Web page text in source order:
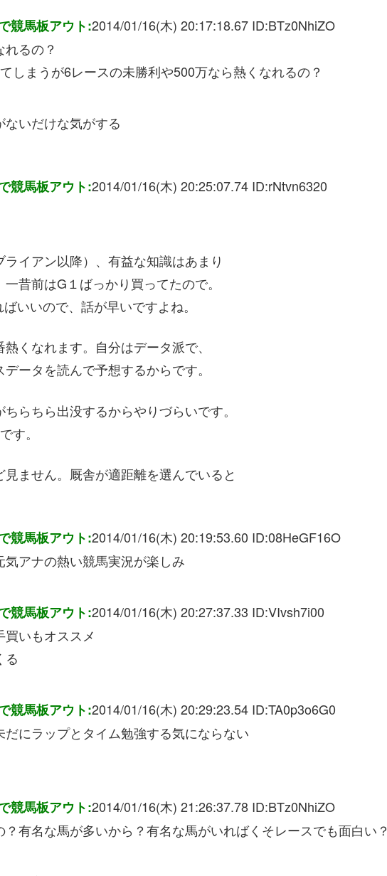
競馬板アウト:2014/01/16(木) 20:17:18.67 ID:BTz0NhiZO
るの？
しまうが6レースの未勝利や500万なら熱くなれるの？
いだけな気がする
競馬板アウト:2014/01/16(木) 20:25:07.74 ID:rNtvn6320
イアン以降）、有益な知識はあまり
昔前はG１ばっかり買ってたので。
いいので、話が早いですよね。
くなれます。自分はデータ派で、
ータを読んで予想するからです。
らちら出没するからやりづらいです。
す。
ません。厩舎が適距離を選んでいると
競馬板アウト:2014/01/16(木) 20:19:53.60 ID:08HeGF16O
アナの熱い競馬実況が楽しみ
競馬板アウト:2014/01/16(木) 20:27:37.33 ID:VIvsh7i00
いもオススメ
る
競馬板アウト:2014/01/16(木) 20:29:23.54 ID:TA0p3o6G0
にラップとタイム勉強する気にならない
競馬板アウト:2014/01/16(木) 21:26:37.78 ID:BTz0NhiZO
有名な馬が多いから？有名な馬がいればくそレースでも面白い？